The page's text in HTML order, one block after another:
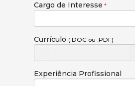
Cargo de Interesse
Currículo (.DOC ou .PDF)
Experiência Profissional